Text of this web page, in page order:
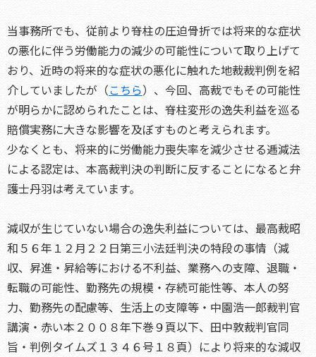
当事務所でも、従前より脊柱の圧迫骨折では将来的な症状
の悪化に伴う労働能力の減少の可能性について取り上げて
おり、近時の将来的な症状の悪化に触れた地裁裁判例を紹
介していましたが（こちら）、今回、高裁でもその可能性
が明らかに認められたことは、脊柱変形の逸失利益を巡る
賠償実務に大きな影響を及ぼすものと考えられます。
少なくとも、将来的に労働能力喪失率を減少させる逓減法
による認定は、本高裁判決の判断に反することになると弁
護士丹羽は考えています。
減収が生じていない場合の逸失利益については、最高裁昭
和５６年１２月２２日第三小法廷判決の特段の事情（減
収、昇進・昇給等における不利益、業務への支障、退職・
転職の可能性、勤務先の規模・存続可能性等、本人の努
力、勤務先の配慮等、生活上の支障等・中園浩一郎裁判官
講演・赤い本２００８年下巻９頁以下、田中敦裁判官同
旨・判例タイムズ１３４６号１８頁）により将来的な減収